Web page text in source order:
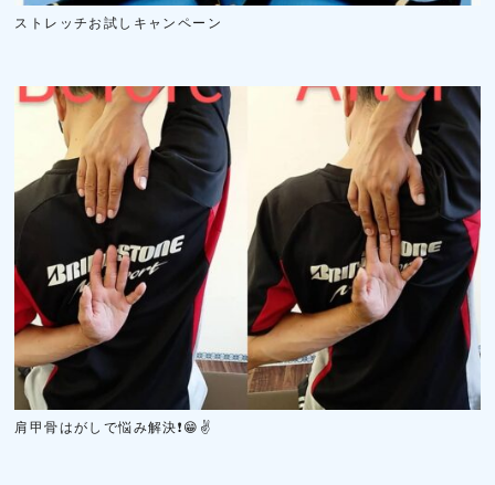
ストレッチお試しキャンペーン
肩甲骨はがしで悩み解決❗😁✌️